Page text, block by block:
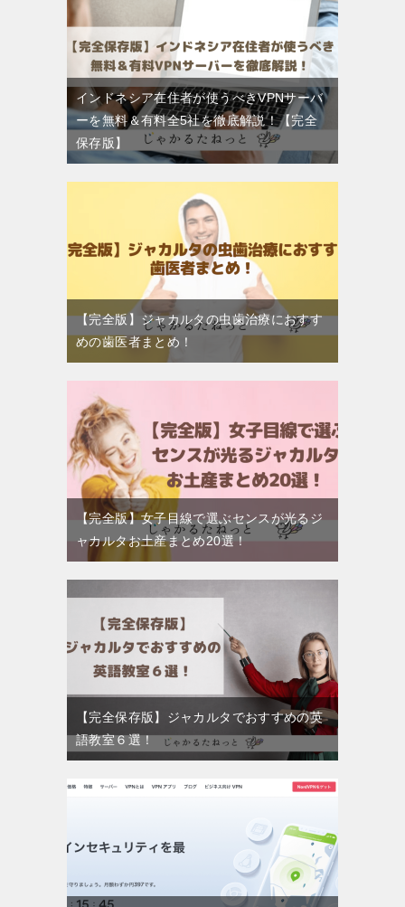
インドネシア在住者が使うべきVPNサーバ
ーを無料＆有料全5社を徹底解説！【完全
保存版】
【完全版】ジャカルタの虫歯治療におすす
めの歯医者まとめ！
【完全版】女子目線で選ぶセンスが光るジ
ャカルタお土産まとめ20選！
【完全保存版】ジャカルタでおすすめの英
語教室６選！